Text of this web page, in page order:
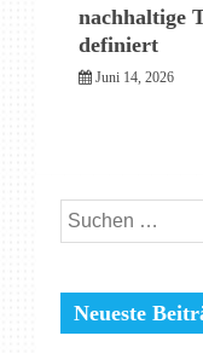
nachhaltige
definiert
Juni 14, 2026
Suchen
nach:
Neueste